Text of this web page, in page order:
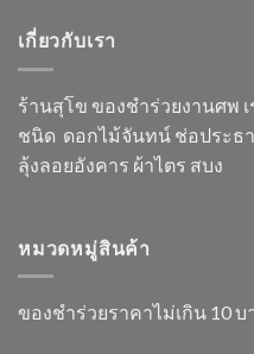
เกี่ยวกับเรา
ร้านสุโข ของชำร่วยงานศพ
ชนิด ดอกไม้จันทน์ ช่อประธ
ลุ้งลอยอังคาร ผ้าไตร สบง
หมวดหมู่สินค้า
ของชำร่วยราคาไม่เกิน 10 บ